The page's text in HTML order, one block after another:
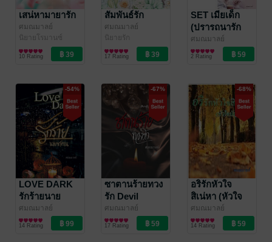
เสน่หามายารัก
ศมณมาลย์
นิยายโรมานซ์
10 Rating
สัมพันธ์รัก
ศมณมาลย์
นิยายรัก
17 Rating
SET เมียเด็ก
(ปรารถนารัก
เมีย
เด็ก+ปรารถนา
ศมณมาลย์
นิยายโรมานซ์
2 Rating
-54%
LOVE DARK
รักร้ายนาย
ซาตาน
ศมณมาลย์
นิยายโรมานซ์
14 Rating
-67%
ซาตานร้ายทวง
รัก Devil
Return Love
ศมณมาลย์
นิยายโรมานซ์
17 Rating
-68%
อริรักหัวใจ
สิเน่หา (หัวใจ
บัญชารัก)
ศมณมาลย์
นิยายโรมานซ์
14 Rating